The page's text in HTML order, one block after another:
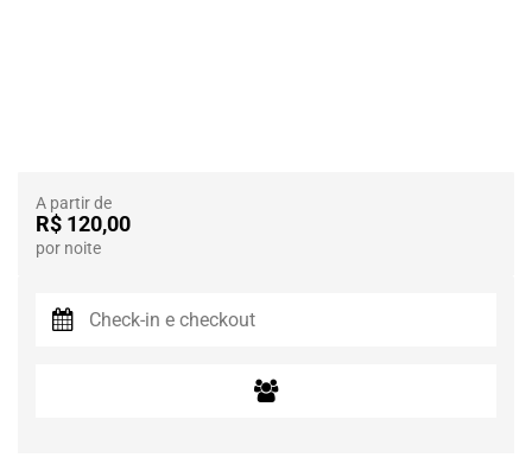
A partir de
R$ 120,00
por noite